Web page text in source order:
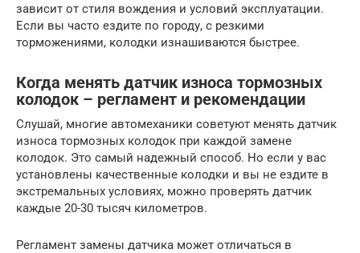
зависит от стиля вождения и условий эксплуатации.
Если вы часто ездите по городу, с резкими
торможениями, колодки изнашиваются быстрее.
Когда менять датчик износа тормозных
колодок – регламент и рекомендации
Слушай, многие автомеханики советуют менять датчик
износа тормозных колодок при каждой замене
колодок. Это самый надежный способ. Но если у вас
установлены качественные колодки и вы не ездите в
экстремальных условиях, можно проверять датчик
каждые 20-30 тысяч километров.
Регламент замены датчика может отличаться в